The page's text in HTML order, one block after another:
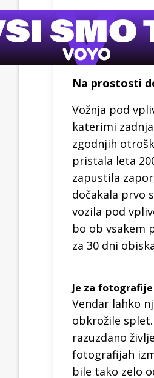
Na prostosti
Vožnja pod
katerimi
zgodnjih
pristala leta
zapustila
dočakala prvo
vozila pod
bo ob vsakem
za 30 dni
Je za
Vendar lahko
obkrožile
razuzdano
fotografijah
bile tako zelo